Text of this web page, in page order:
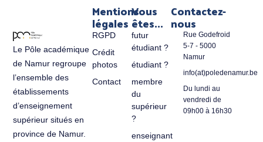
Le Pôle académique
de Namur regroupe
l’ensemble des
établissements
d’enseignement
supérieur situés en
province de Namur.
Vous
êtes...
futur
étudiant ?
étudiant ?
membre
du
supérieur
?
enseignant
Mentions
légales
RGPD
Crédit
photos
Contact
Contactez-
nous
Rue Godefroid
5-7 - 5000
Namur
info(at)poledenamur.be
Du lundi au
vendredi de
09h00 à 16h30